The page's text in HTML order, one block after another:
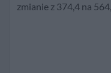
zmianie z 374,4 na